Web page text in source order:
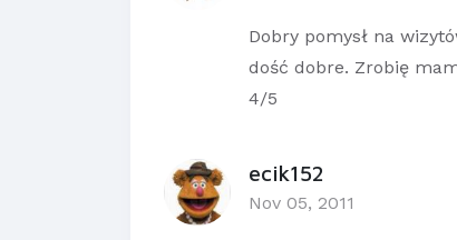
Dobry pomysł na
dość dobre. Zrobię
4/5
ecik152
Nov 05, 2011